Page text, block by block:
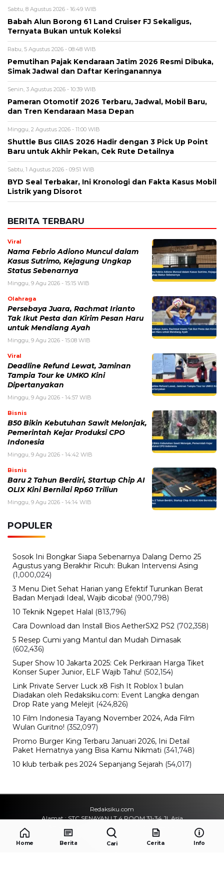
Sabtu, 8 Agustus 2026 - 16:49 WIB
Babah Alun Borong 61 Land Cruiser FJ Sekaligus,
Ternyata Bukan untuk Koleksi
Rabu, 5 Agustus 2026 - 08:48 WIB
Pemutihan Pajak Kendaraan Jatim 2026 Resmi Dibuka,
Simak Jadwal dan Daftar Keringanannya
Senin, 3 Agustus 2026 - 10:39 WIB
Pameran Otomotif 2026 Terbaru, Jadwal, Mobil Baru,
dan Tren Kendaraan Masa Depan
Minggu, 2 Agustus 2026 - 11:00 WIB
Shuttle Bus GIIAS 2026 Hadir dengan 3 Pick Up Point
Baru untuk Akhir Pekan, Cek Rute Detailnya
Sabtu, 1 Agustus 2026 - 09:51 WIB
BYD Seal Terbakar, Ini Kronologi dan Fakta Kasus Mobil
Listrik yang Disorot
BERITA TERBARU
Viral
Nama Febrio Adiono Muncul dalam
Kasus Sutrimo, Kejagung Ungkap
Status Sebenarnya
Minggu, 9 Agu 2026 - 15:15 WIB
Olahraga
Persebaya Juara, Rachmat Irianto
Tak Ikut Pesta dan Kirim Pesan Haru
untuk Mendiang Ayah
Minggu, 9 Agu 2026 - 15:08 WIB
Viral
Deadline Refund Lewat, Jaminan
Tampia Tour ke UMKO Kini
Dipertanyakan
Minggu, 9 Agu 2026 - 14:57 WIB
Bisnis
B50 Bikin Kebutuhan Sawit Melonjak,
Pemerintah Kejar Produksi CPO
Indonesia
Minggu, 9 Agu 2026 - 14:42 WIB
Bisnis
Baru 2 Tahun Berdiri, Startup Chip AI
OLIX Kini Bernilai Rp60 Triliun
Minggu, 9 Agu 2026 - 14:14 WIB
POPULER
Sosok Ini Bongkar Siapa Sebenarnya Dalang Demo 25
Agustus yang Berakhir Ricuh: Bukan Intervensi Asing
(1,000,024)
3 Menu Diet Sehat Harian yang Efektif Turunkan Berat
Badan Menjadi Ideal, Wajib dicoba! (900,798)
10 Teknik Ngepet Halal (813,796)
Cara Download dan Install Bios AetherSX2 PS2 (702,358)
5 Resep Cumi yang Mantul dan Mudah Dimasak
(602,436)
Super Show 10 Jakarta 2025: Cek Perkiraan Harga Tiket
Konser Super Junior, ELF Wajib Tahu! (502,154)
Link Private Server Luck x8 Fish It Roblox 1 bulan
Diadakan oleh Redaksiku.com: Event Langka dengan
Drop Rate yang Melejit (424,826)
10 Film Indonesia Tayang November 2024, Ada Film
Wulan Guritno! (352,097)
Promo Burger King Terbaru Januari 2026, Ini Detail
Paket Hematnya yang Bisa Kamu Nikmati (341,748)
10 klub terbaik pes 2024 Sepanjang Sejarah (54,017)
Redaksiku.com
Alamat : STC SENAYAN LT.4 ROOM 31-34 Jl. Asia
Afrika , Pintu IX Senayan, RT.1/RW.3, Gelora,
Kecamatan Tanah Abang, Daerah Khusus Ibukota
Jakarta 10270
Home Berita Cari Cerita Info